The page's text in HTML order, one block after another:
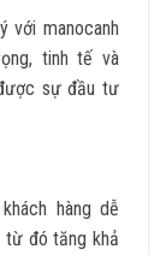
với manocanh
tinh tế và
sự đầu tư
hàng dễ
từ đó tăng khả